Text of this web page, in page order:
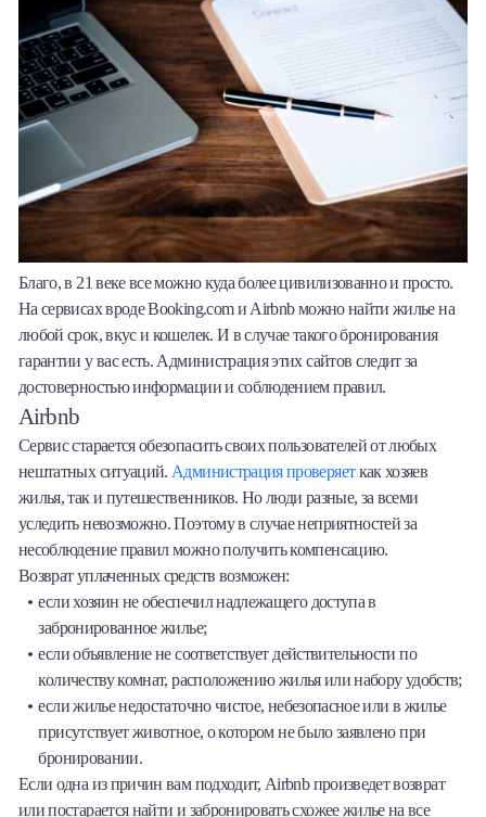
Благо, в 21 веке все можно куда более цивилизованно и просто.
На сервисах вроде Booking.com и Airbnb можно найти жилье на
любой срок, вкус и кошелек. И в случае такого бронирования
гарантии у вас есть. Администрация этих сайтов следит за
достоверностью информации и соблюдением правил.
Airbnb
Сервис старается обезопасить своих пользователей от любых
нештатных ситуаций.Администрация проверяеткак хозяев
жилья, так и путешественников. Но люди разные, за всеми
уследить невозможно. Поэтому в случае неприятностей за
несоблюдение правил можно получить компенсацию.
Возврат уплаченных средств возможен:
если хозяин не обеспечил надлежащего доступа в
забронированное жилье;
если объявление не соответствует действительности по
количеству комнат, расположению жилья или набору удобств;
если жилье недостаточно чистое, небезопасное или в жилье
присутствует животное, о котором не было заявлено при
бронировании.
Если одна из причин вам подходит, Airbnb произведет возврат
или постарается найти и забронировать схожее жилье на все